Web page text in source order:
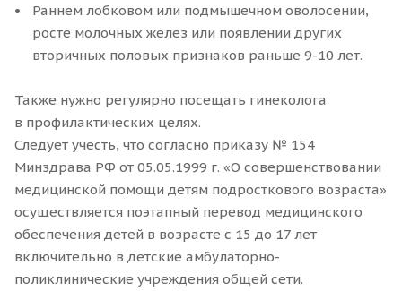
Раннем лобковом или подмышечном оволосении,
росте молочных желез или появлении других
вторичных половых признаков раньше 9-10 лет.
Также нужно регулярно посещать гинеколога
в профилактических целях.
Следует учесть, что согласно приказу № 154
Минздрава РФ от 05.05.1999 г. «О совершенствовании
медицинской помощи детям подросткового возраста»
осуществляется поэтапный перевод медицинского
обеспечения детей в возрасте с 15 до 17 лет
включительно в детские амбулаторно-
поликлинические учреждения общей сети.